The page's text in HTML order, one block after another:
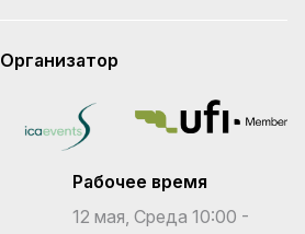
Организатор
Рабочее время
12 мая, Среда 10:00 -